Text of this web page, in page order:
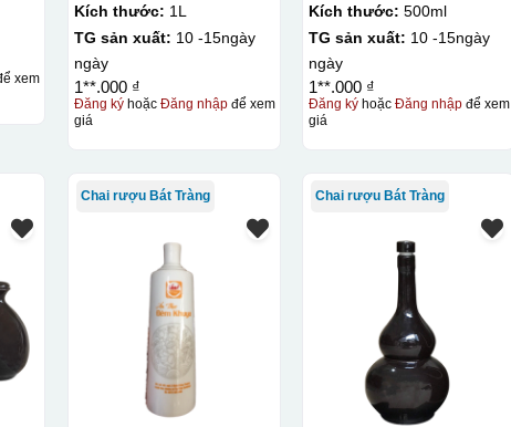
xem
Kích thước: 1L
TG sản xuất: 10 -15ngày
ngày
1**.000 ₫
Đăng kýhoặc Đăng nhậpđể xem
giá
Kích thước: 500ml
TG sản xuất: 10 -15ngày
ngày
1**.000 ₫
Đăng ký hoặcĐăng nhập để xem
giá
Chai rượu Bát Tràng Chai rượu Bát Tràng